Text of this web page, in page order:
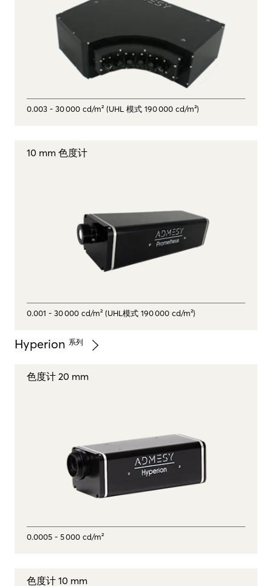
0.003 - 30 000 cd/m² (UHL 模式 190 000 cd/m²)
10 mm 色度计
0.001 - 30 000 cd/m² (UHL模式 190 000 cd/m²)
Hyperion 系列
色度计 20 mm
0.0005 - 5 000 cd/m²
色度计 10 mm